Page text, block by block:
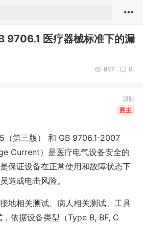
9706.1 医疗器械标准下的漏
0
867
原贴
圈主
第三版） 和 GB 9706.1-2007
Current）是医疗电气设备安全的
保证设备在正常使用和故障状态下
造成电击风险。
地相关测试、病人相关测试、工具
依据设备类型（Type B, BF, C